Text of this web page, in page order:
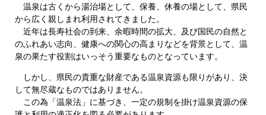
温泉は古くから湯治場として、保養、休養の場として、県民
から広く親しまれ利用されてきました。
近年は長寿社会の到来、余暇時間の拡大、及び国民の自然と
のふれあい志向、健康への関心の高まりなどを背景として、温
泉の果たす役割はいっそう重要なものとなっています。
しかし、県民の貴重な財産である温泉資源も限りがあり、決
して無尽蔵なものではありません。
この為「温泉法」に基づき、一定の規制を掛け温泉資源の保